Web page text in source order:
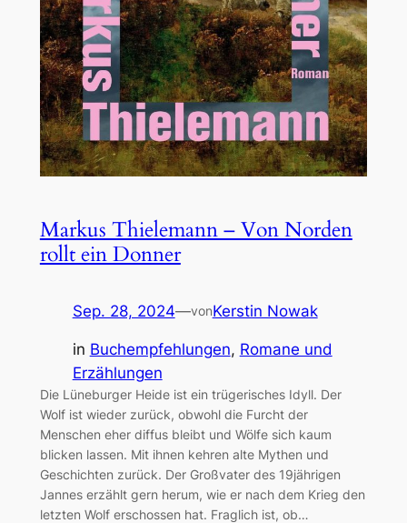
Markus Thielemann – Von Norden
rollt ein Donner
Sep. 28, 2024—vonKerstin Nowak
in Buchempfehlungen, Romane und
Erzählungen
Die Lüneburger Heide ist ein trügerisches Idyll. Der
Wolf ist wieder zurück, obwohl die Furcht der
Menschen eher diffus bleibt und Wölfe sich kaum
blicken lassen. Mit ihnen kehren alte Mythen und
Geschichten zurück. Der Großvater des 19jährigen
Jannes erzählt gern herum, wie er nach dem Krieg den
letzten Wolf erschossen hat. Fraglich ist, ob…